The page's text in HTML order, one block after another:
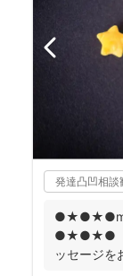
発達凸凹相談
●★●★● ご
ッセージを